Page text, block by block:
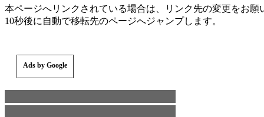
本ページへリンクされている場合は、リンク先の変更をお願
10秒後に自動で移転先のページへジャンプします。
Ads by Google